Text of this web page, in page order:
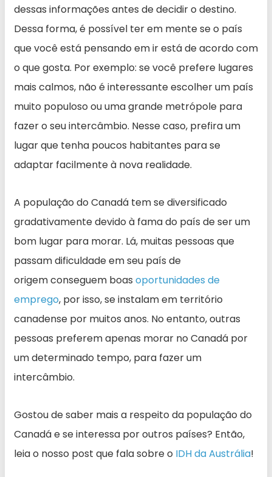
dessas informações antes de decidir o destino.
Dessa forma, é possível ter em mente se o país
que você está pensando em ir está de acordo com
o que gosta. Por exemplo: se você prefere lugares
mais calmos, não é interessante escolher um país
muito populoso ou uma grande metrópole para
fazer o seu intercâmbio. Nesse caso, prefira um
lugar que tenha poucos habitantes para se
adaptar facilmente à nova realidade.
A população do Canadá tem se diversificado
gradativamente devido à fama do país de ser um
bom lugar para morar. Lá, muitas pessoas que
passam dificuldade em seu país de
origem conseguem boas oportunidades de
emprego, por isso, se instalam em território
canadense por muitos anos. No entanto, outras
pessoas preferem apenas morar no Canadá por
um determinado tempo, para fazer um
intercâmbio.
Gostou de saber mais a respeito da população do
Canadá e se interessa por outros países? Então,
leia o nosso post que fala sobre o IDH da Austrália!